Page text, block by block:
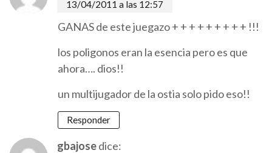
13/04/2011 a las 12:57
GANAS de este juegazo + + + + + + + + + !!!
los poligonos eran la esencia pero es que
ahora…. dios!!
un multijugador de la ostia solo pido eso!!
Responder
gbajosedice: